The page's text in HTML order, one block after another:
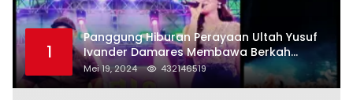
1
Panggung Hiburan Perayaan Ultah Yusuf
Ivander Damares Membawa Berkah
Warga Kejapanan
Mei 19, 2024 432146519